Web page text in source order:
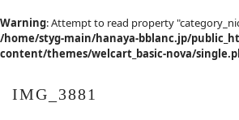
Warning: Attempt to read property
/home/styg-main/hanaya-bblanc.jp/
content/themes/welcart_basic-nova/
IMG_3881